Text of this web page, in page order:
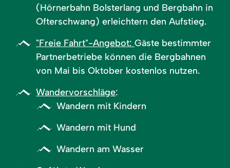
(Hörnerbahn Bolsterlang und Bergbahn in
Ofterschwang) erleichtern den Aufstieg.
"Freie Fahrt"-Angebot: Gäste bestimmter
Partnerbetriebe können die Bergbahnen
von Mai bis Oktober kostenlos nutzen.
Wandervorschläge:
Wandern mit Kindern
Wandern mit Hund
Wandern am Wasser